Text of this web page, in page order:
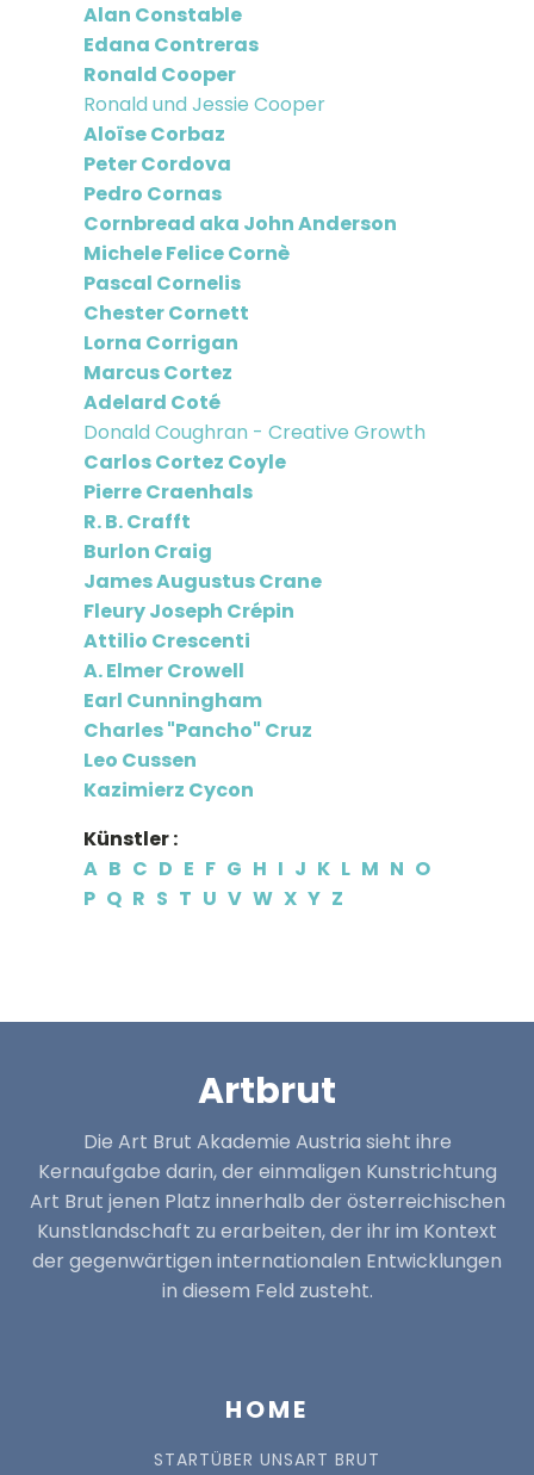
Alan Constable
Edana Contreras
Ronald Cooper
Ronald und Jessie Cooper
Aloïse Corbaz
Peter Cordova
Pedro Cornas
Cornbread aka John Anderson
Michele Felice Cornè
Pascal Cornelis
Chester Cornett
Lorna Corrigan
Marcus Cortez
Adelard Coté
Donald Coughran - Creative Growth
Carlos Cortez Coyle
Pierre Craenhals
R. B. Crafft
Burlon Craig
James Augustus Crane
Fleury Joseph Crépin
Attilio Crescenti
A. Elmer Crowell
Earl Cunningham
Charles "Pancho" Cruz
Leo Cussen
Kazimierz Cycon
Künstler :
A B C D E F G H I J K L M N O
P Q R S T U V W X Y Z
Artbrut
Die Art Brut Akademie Austria sieht ihre
Kernaufgabe darin, der einmaligen Kunstrichtung
Art Brut jenen Platz innerhalb der österreichischen
Kunstlandschaft zu erarbeiten, der ihr im Kontext
der gegenwärtigen internationalen Entwicklungen
in diesem Feld zusteht.
HOME
STARTÜBER UNSART BRUT